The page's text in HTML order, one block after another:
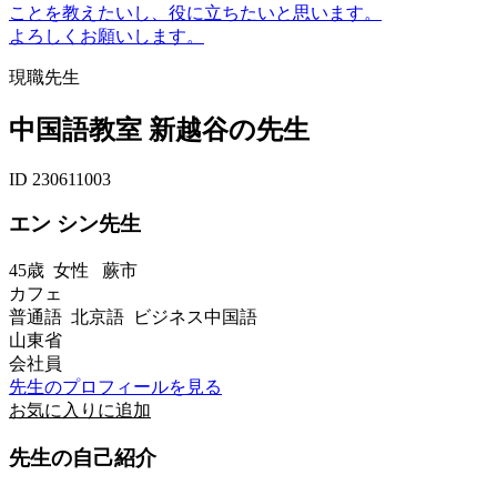
ことを教えたいし、役に立ちたいと思います。
よろしくお願いします。
現職先生
中国語教室 新越谷の先生
ID 230611003
エン シン先生
45歳 女性 蕨市
カフェ
普通語 北京語 ビジネス中国語
山東省
会社員
先生のプロフィールを見る
お気に入りに追加
先生の自己紹介